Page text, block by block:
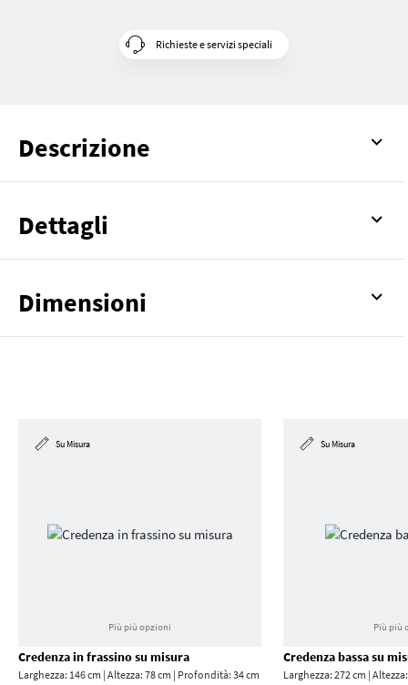
Richieste e servizi speciali
Descrizione
Dettagli
Dimensioni
Su Misura
Più più opzioni
Credenza in frassino su misura
Larghezza: 146 cm | Altezza: 78 cm | Profondità: 34 cm
Su Misura
Più più
Credenza bassa su
Larghezza: 272 cm |